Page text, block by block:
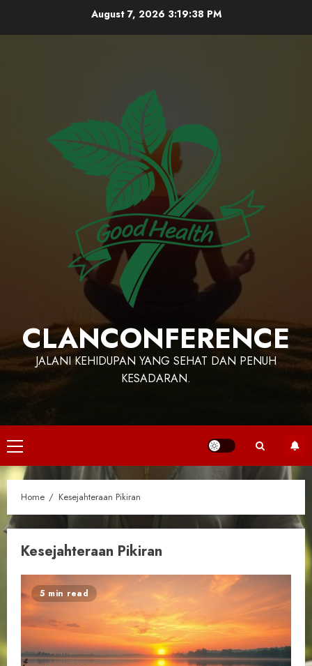
August 7, 2026 3:19:38 PM
CLANCONFERENCE
JALANI KEHIDUPAN YANG SEHAT DAN PENUH
KESADARAN.
Primary
Menu
Home Kesejahteraan Pikiran
Kesejahteraan Pikiran
5 min read